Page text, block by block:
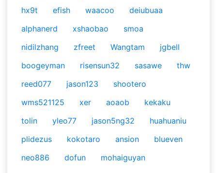
hx9t
efish waacoo
deiubuaa
alphanerd
xshaobao
smoa
nidilzhang
zfreet Wangtam
jgbell
boogeyman
risensun32 sasawe
thw
reed077
jason123
shootero
wms521125
xer aoaob
kekaku
tolin
yleo77 jason5ng32
huahuaniu
plidezus
kokotaro ansion
blueven
neo886
dofun
mohaiguyan